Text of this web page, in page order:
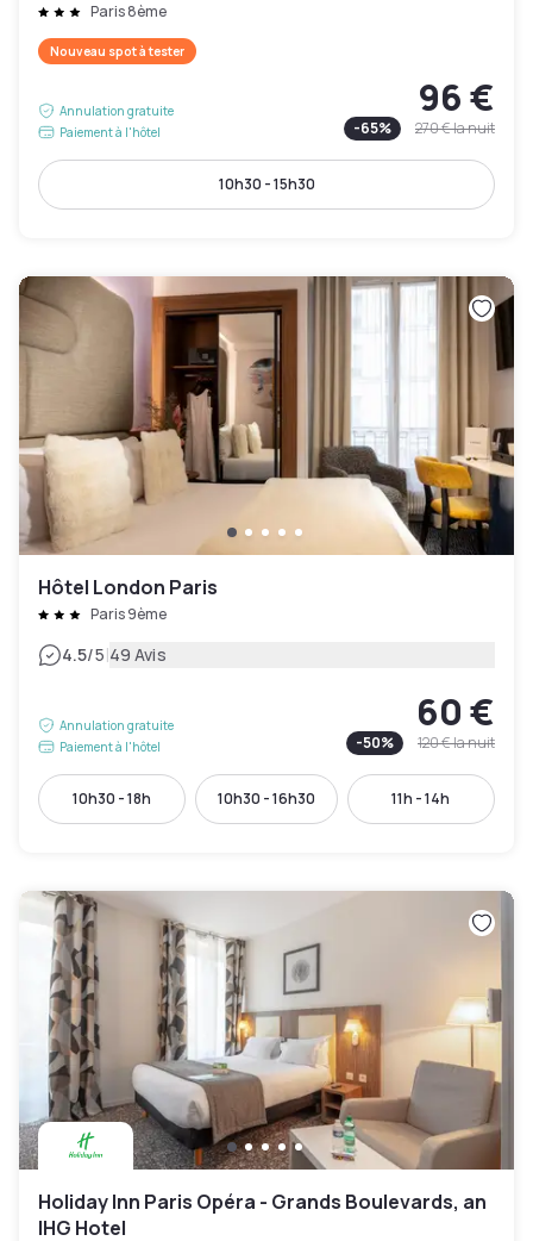
Paris 8ème
Nouveau spot à tester
Annulation gratuite
Paiement à l'hôtel
96 €
-65% 270 €la nuit
10h30 - 15h30
Hôtel London Paris
Paris 9ème
4.5/5|49 Avis
Annulation gratuite
Paiement à l'hôtel
60 €
-50% 120 €la nuit
10h30 - 18h 10h30 - 16h30 11h - 14h
Holiday Inn Paris Opéra - Grands Boulevards, an
IHG Hotel